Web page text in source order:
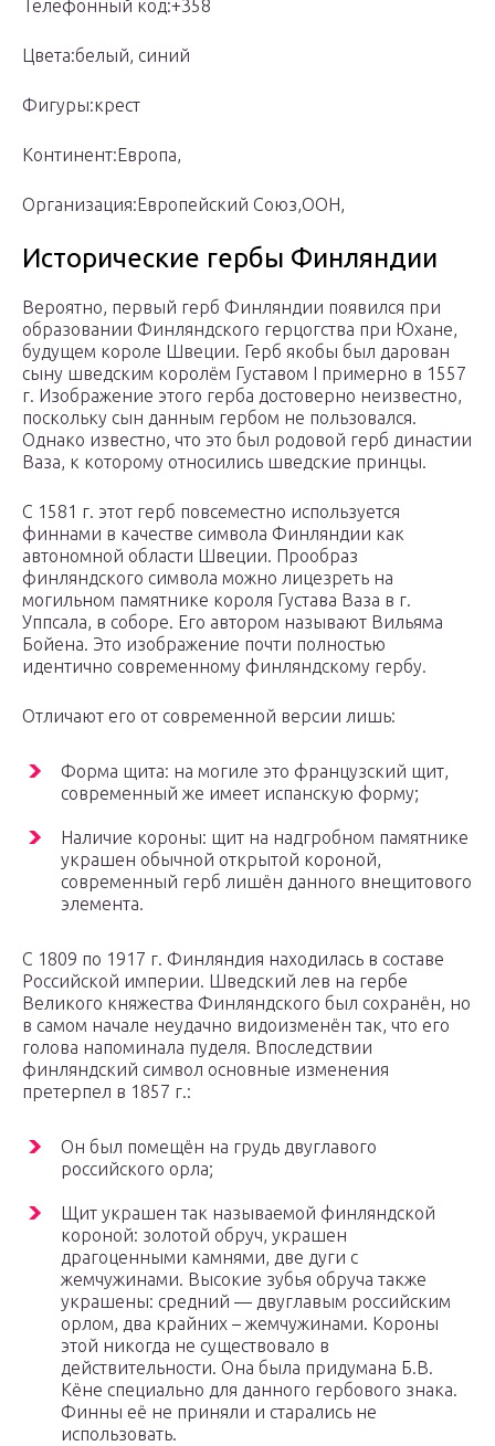
Телефонный код:+358
Цвета:белый, синий
Фигуры:крест
Континент:Европа,
Организация:Европейский Союз,ООН,
Исторические гербы Финляндии
Вероятно, первый герб Финляндии появился при
образовании Финляндского герцогства при Юхане,
будущем короле Швеции. Герб якобы был дарован
сыну шведским королём Густавом I примерно в 1557
г. Изображение этого герба достоверно неизвестно,
поскольку сын данным гербом не пользовался.
Однако известно, что это был родовой герб династии
Ваза, к которому относились шведские принцы.
С 1581 г. этот герб повсеместно используется
финнами в качестве символа Финляндии как
автономной области Швеции. Прообраз
финляндского символа можно лицезреть на
могильном памятнике короля Густава Ваза в г.
Уппсала, в соборе. Его автором называют Вильяма
Бойена. Это изображение почти полностью
идентично современному финляндскому гербу.
Отличают его от современной версии лишь:
Форма щита: на могиле это французский щит,
современный же имеет испанскую форму;
Наличие короны: щит на надгробном памятнике
украшен обычной открытой короной,
современный герб лишён данного внещитового
элемента.
С 1809 по 1917 г. Финляндия находилась в составе
Российской империи. Шведский лев на гербе
Великого княжества Финляндского был сохранён, но
в самом начале неудачно видоизменён так, что его
голова напоминала пуделя. Впоследствии
финляндский символ основные изменения
претерпел в 1857 г.:
Он был помещён на грудь двуглавого
российского орла;
Щит украшен так называемой финляндской
короной: золотой обруч, украшен
драгоценными камнями, две дуги с
жемчужинами. Высокие зубья обруча также
украшены: средний — двуглавым российским
орлом, два крайних – жемчужинами. Короны
этой никогда не существовало в
действительности. Она была придумана Б.В.
Кёне специально для данного гербового знака.
Финны её не приняли и старались не
использовать.